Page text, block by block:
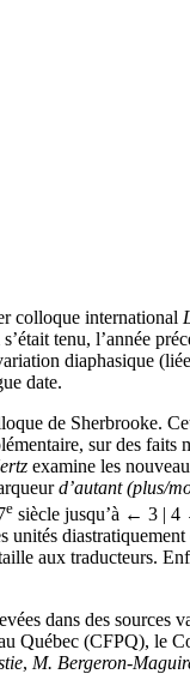
colloque international
tenu, l’année
diaphasique
date.
de Sherbrooke.
sur des faits
examine les
d’autant (plus/
e siècle jusqu’à ← 3 | 4
unités
aux traducteurs.
dans des
Québec (CFPQ),
, M. Bergeron-